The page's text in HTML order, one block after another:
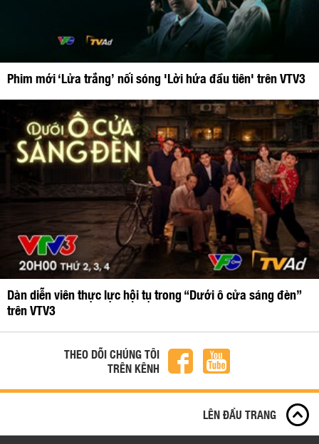
Phim mới ‘Lửa trắng’ nối sóng 'Lời hứa đầu tiên' trên VTV3
Dàn diễn viên thực lực hội tụ trong “Dưới ô cửa sáng đèn”
trên VTV3
THEO DÕI CHÚNG TÔI
TRÊN KÊNH
LÊN ĐẦU TRANG